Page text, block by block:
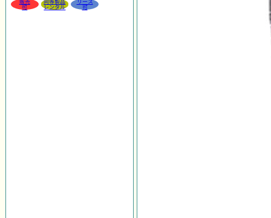
可 レンタル 可